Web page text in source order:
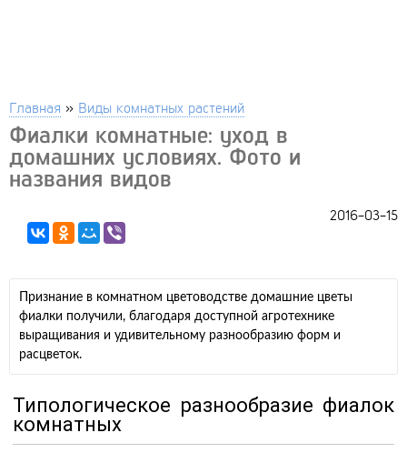
Главная » Виды комнатных растений
Фиалки комнатные: уход в
домашних условиях. Фото и
названия видов
2016-03-15
Признание в комнатном цветоводстве домашние цветы
фиалки получили, благодаря доступной агротехнике
выращивания и удивительному разнообразию форм и
расцветок.
Типологическое разнообразие фиалок
комнатных